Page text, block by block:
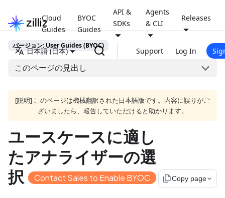
Cloud
Guides
BYOC
Guides
API &
SDKs
Agents
& CLI
Releases
日本語 (日本) Support Log In
バージョン: User Guides (BYOC)
このページの見出し
[説明] このページは機械翻訳された日本語版です。内容に誤りがご
ざいましたら、報告していただけると助かります。
ユースケースに適し
たアナライザーの選
択
Contact Sales to Enable BYOC file_copyCopy page